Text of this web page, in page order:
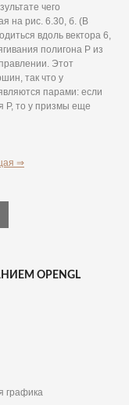
чего
на рис. 6.30, б. (В
вдоль вектора 6,
полигона Р из
Этот
так что у
парами: если
Р, то у призмы еще
⇒
OPENGL
графика